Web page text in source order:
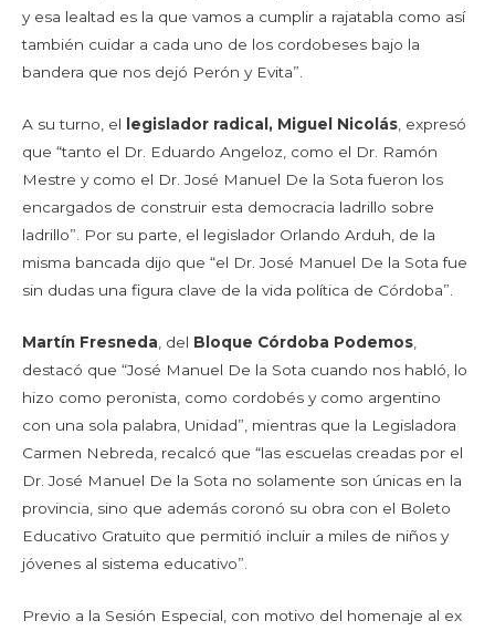
y esa lealtad es la que vamos a cumplir a rajatabla como así
también cuidar a cada uno de los cordobeses bajo la
bandera que nos dejó Perón y Evita”.
A su turno, el legislador radical, Miguel Nicolás, expresó
que “tanto el Dr. Eduardo Angeloz, como el Dr. Ramón
Mestre y como el Dr. José Manuel De la Sota fueron los
encargados de construir esta democracia ladrillo sobre
ladrillo”. Por su parte, el legislador Orlando Arduh, de la
misma bancada dijo que “el Dr. José Manuel De la Sota fue
sin dudas una figura clave de la vida política de Córdoba”.
Martín Fresneda , del Bloque Córdoba Podemos
destacó que “José Manuel De la Sota cuando nos habló, lo
hizo como peronista, como cordobés y como argentino
con una sola palabra, Unidad”, mientras que la Legisladora
Carmen Nebreda, recalcó que “las escuelas creadas por el
Dr. José Manuel De la Sota no solamente son únicas en la
provincia, sino que además coronó su obra con el Boleto
Educativo Gratuito que permitió incluir a miles de niños y
jóvenes al sistema educativo”.
Previo a la Sesión Especial, con motivo del homenaje al ex